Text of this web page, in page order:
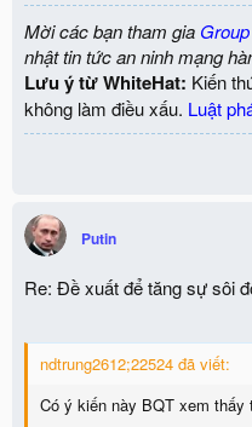
Mời các bạn tham gia
nhật tin tức an ninh mạng
Lưu ý từ WhiteHat: Kiến
không làm điều xấu. Luật
Putin
Re: Đề xuất để tăng sự sôi
ndtrung2612;22524 đã viết:
Có ý kiến này BQT xem thấy